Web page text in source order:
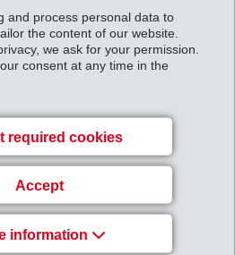
and process personal data to
the content of our website.
we ask for your permission.
consent at any time in the
required cookies
Accept
information
全球市场领导者。通过 EMS-
纺纱制程，我们能够制造新型
通过此纤维即可生产新的产品。
合剂纤维、粗纤维及双组分纤维
新开发工作。用于防护服的新型